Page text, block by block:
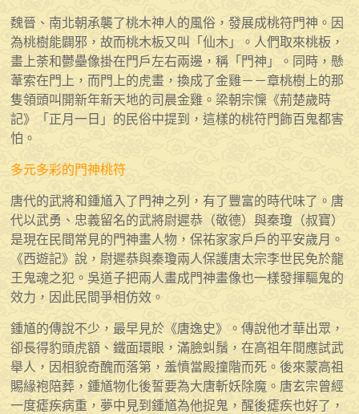
魏晉、南北朝承襲了桃木神人的風俗，發展成桃符門神。因
為桃樹能闢邪，故而桃木板又叫「仙木」。人們取來桃板，
畫上荼和鬱壘像掛在門戶左右兩邊，稱「門神」。同時，懸
葦索在門上，而門上的虎畫，換成了金雞－－章桃樹上的那
隻領頭叫開新年新天地的司晨金雞。梁朝宗懍《荊楚歲時
記》「正月一日」的民俗中提到，這樣的桃符門飾百鬼都害
怕。
多元多彩的門神桃符
唐代的武將和鍾馗入了門神之列，有了豐富的時代味了。唐
代以武勇、忠義留名的武將尉遲恭（敬德）與秦瓊（叔寶）
是現在民間常見的門神畫人物，保祐家家戶戶的平安歲月。
《西遊記》說，尉遲恭與秦瓊兩人保護唐太宗李世民免於龍
王鬼魂之犯。吳道子把兩人畫成門神畫像也一樣發揮驅鬼的
效力，因此民間爭相仿效。
鍾馗的傳說不少，最早見於《唐逸史》。傳說他才華出眾，
卻長得豹頭虎額、鐵面環眼，滿臉虯鬚，在高祖年間應試武
舉人，因相貌奇醜而落第，羞憤當殿撞階而死。後來蒙高祖
賜緣袍陪葬，鍾馗物化後誓要為大唐斬妖除魔。唐玄宗曾經
一度瘧疾病重，夢中見到鍾馗為他捉鬼，醒後瘧疾也好了，